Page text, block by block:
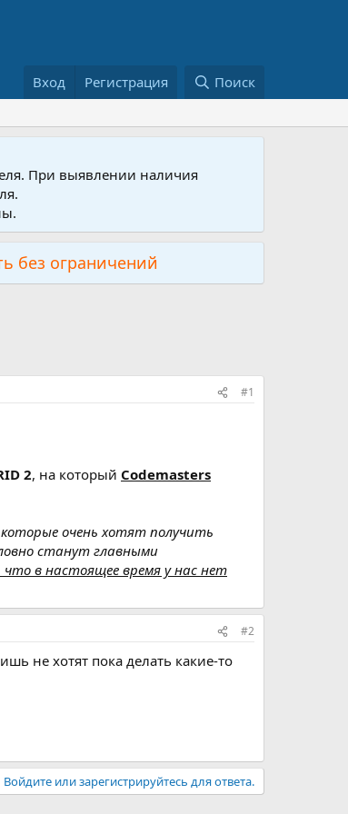
Вход Регистрация Поиск
При выявлении наличия
без ограничений
#1
2, на который Codemasters
очень хотят получить
станут главными
в настоящее время у нас нет
#2
не хотят пока делать какие-то
Войдите или зарегистрируйтесь для ответа.